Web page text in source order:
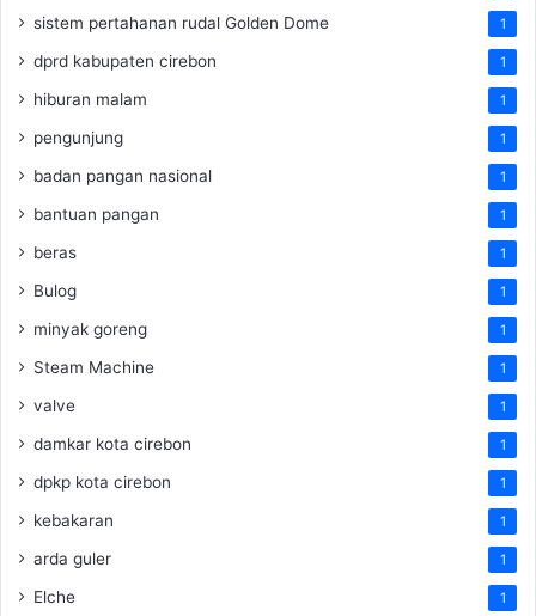
sistem pertahanan rudal Golden Dome 1
dprd kabupaten cirebon 1
hiburan malam 1
pengunjung 1
badan pangan nasional 1
bantuan pangan 1
beras 1
Bulog 1
minyak goreng 1
Steam Machine 1
valve 1
damkar kota cirebon 1
dpkp kota cirebon 1
kebakaran 1
arda guler 1
Elche 1